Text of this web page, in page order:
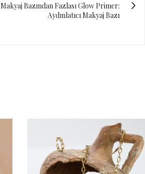
Makyaj Bazından Fazlası Glow Primer:
Aydınlatıcı Makyaj Bazı